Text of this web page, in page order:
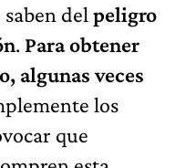
del peligro
. Para obtener
algunas veces
los
que